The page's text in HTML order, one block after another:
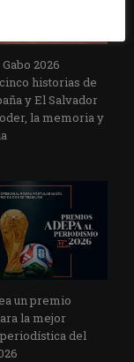
2026
historias de
y El Salvador
la memoria y
un premio
la mejor
del